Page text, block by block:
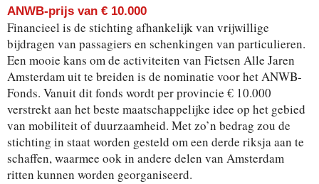
ANWB-prijs van € 10.000
Financieel is de stichting afhankelijk van vrijwillige
bijdragen van passagiers en schenkingen van particulieren.
Een mooie kans om de activiteiten van Fietsen Alle Jaren
Amsterdam uit te breiden is de nominatie voor het ANWB-
Fonds. Vanuit dit fonds wordt per provincie € 10.000
verstrekt aan het beste maatschappelijke idee op het gebied
van mobiliteit of duurzaamheid. Met zo’n bedrag zou de
stichting in staat worden gesteld om een derde riksja aan te
schaffen, waarmee ook in andere delen van Amsterdam
ritten kunnen worden georganiseerd.